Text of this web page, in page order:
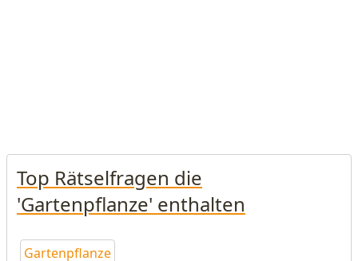
Top Rätselfragen die
'Gartenpflanze' enthalten
Gartenpflanze